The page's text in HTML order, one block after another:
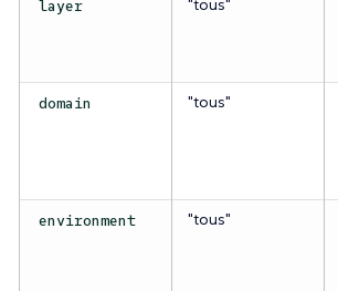
layer "tous"
domain "tous"
environment "tous"